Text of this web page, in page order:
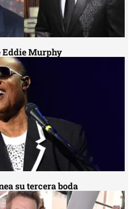
Eddie Murphy
su tercera boda